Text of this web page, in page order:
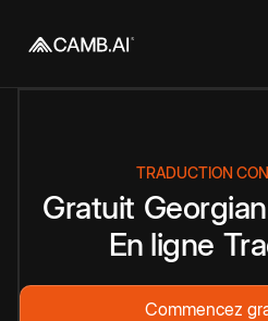
TRADUCTION
Gratuit Georgian
En ligne
Commencez